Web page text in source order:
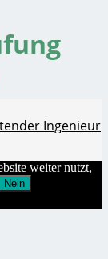
Ingenieur
weiter nutzt,
Nein